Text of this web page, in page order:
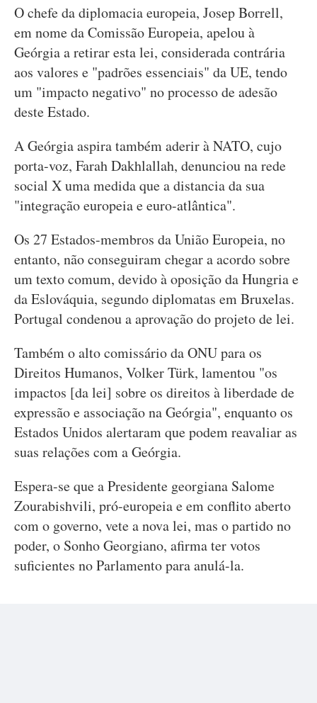
O chefe da diplomacia europeia, Josep Borrell,
em nome da Comissão Europeia, apelou à
Geórgia a retirar esta lei, considerada contrária
aos valores e "padrões essenciais" da UE, tendo
um "impacto negativo" no processo de adesão
deste Estado.
A Geórgia aspira também aderir à NATO, cujo
porta-voz, Farah Dakhlallah, denunciou na rede
social X uma medida que a distancia da sua
"integração europeia e euro-atlântica".
Os 27 Estados-membros da União Europeia, no
entanto, não conseguiram chegar a acordo sobre
um texto comum, devido à oposição da Hungria e
da Eslováquia, segundo diplomatas em Bruxelas.
Portugal condenou a aprovação do projeto de lei.
Também o alto comissário da ONU para os
Direitos Humanos, Volker Türk, lamentou "os
impactos [da lei] sobre os direitos à liberdade de
expressão e associação na Geórgia", enquanto os
Estados Unidos alertaram que podem reavaliar as
suas relações com a Geórgia.
Espera-se que a Presidente georgiana Salome
Zourabishvili, pró-europeia e em conflito aberto
com o governo, vete a nova lei, mas o partido no
poder, o Sonho Georgiano, afirma ter votos
suficientes no Parlamento para anulá-la.